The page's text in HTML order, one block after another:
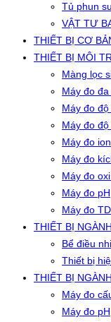
Tủ phun
VẬT TƯ
THIẾT BỊ CƠ
THIẾT BỊ MÔI
Màng lọc
Máy đo
Máy đo độ
Máy đo độ
Máy đo ion
Máy đo
Máy đo
Máy đo pH
Máy đo
THIẾT BỊ
Bể điều
Thiết bị
THIẾT BỊ
Máy đo
Máy đo pH